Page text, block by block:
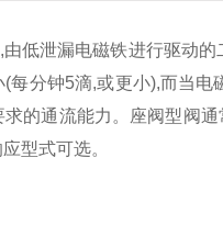
低泄漏电磁铁进行驱动
每分钟5滴,或更小),而当
的通流能力。座阀型阀
型式可选。